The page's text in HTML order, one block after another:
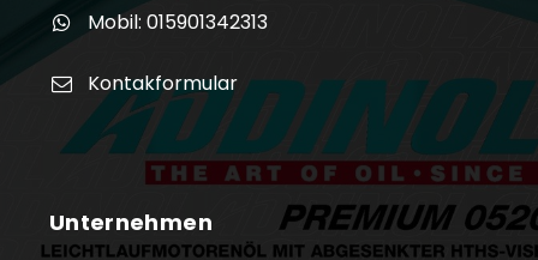
Mobil: 015901342313
Kontakformular
Unternehmen